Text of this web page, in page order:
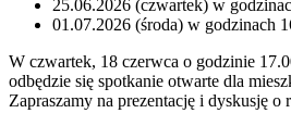
25.06.2026 (czwartek) w
01.07.2026 (środa) w godzinach
W czwartek, 18 czerwca o godzinie
odbędzie się spotkanie otwarte dla
Zapraszamy na prezentację i dyskusję